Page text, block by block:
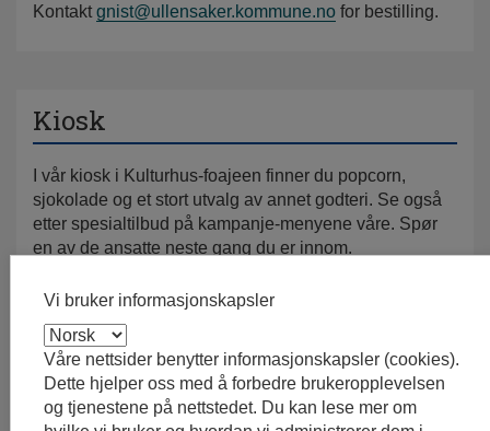
Kontakt gnist@ullensaker.kommune.no for bestilling.
Kiosk
I vår kiosk i Kulturhus-foajeen finner du popcorn,
sjokolade og et stort utvalg av annet godteri. Se også
etter spesialtilbud på kampanje-menyene våre. Spør
en av de ansatte neste gang du er innom.
Åpningstider kiosk
Mandag - fredag: Kiosken åpner kl. 09.00 og
stenger 10 minutter etter siste kinovisning starter
Lørdag - søndag: Kiosken åpner kl. 12.00 og
stenger 10 minutter etter siste kinovisning starter
Vi bruker informasjonskapsler
Våre nettsider benytter informasjonskapsler (cookies).
Dette hjelper oss med å forbedre brukeropplevelsen
og tjenestene på nettstedet. Du kan lese mer om